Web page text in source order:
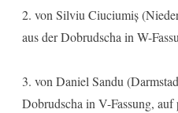
2. von Silviu Ciuciumiș
aus der Dobrudscha in W-
3. von Daniel Sandu
Dobrudscha in V-Fassung,